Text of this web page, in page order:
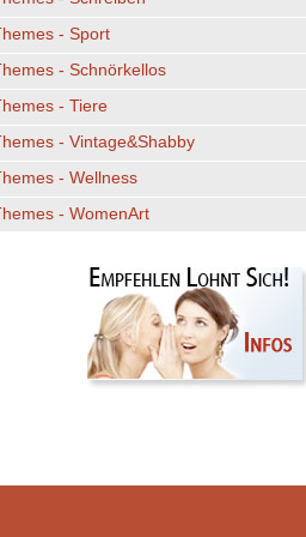
- Sport
- Schnörkellos
- Tiere
- Vintage&Shabby
- Wellness
- WomenArt